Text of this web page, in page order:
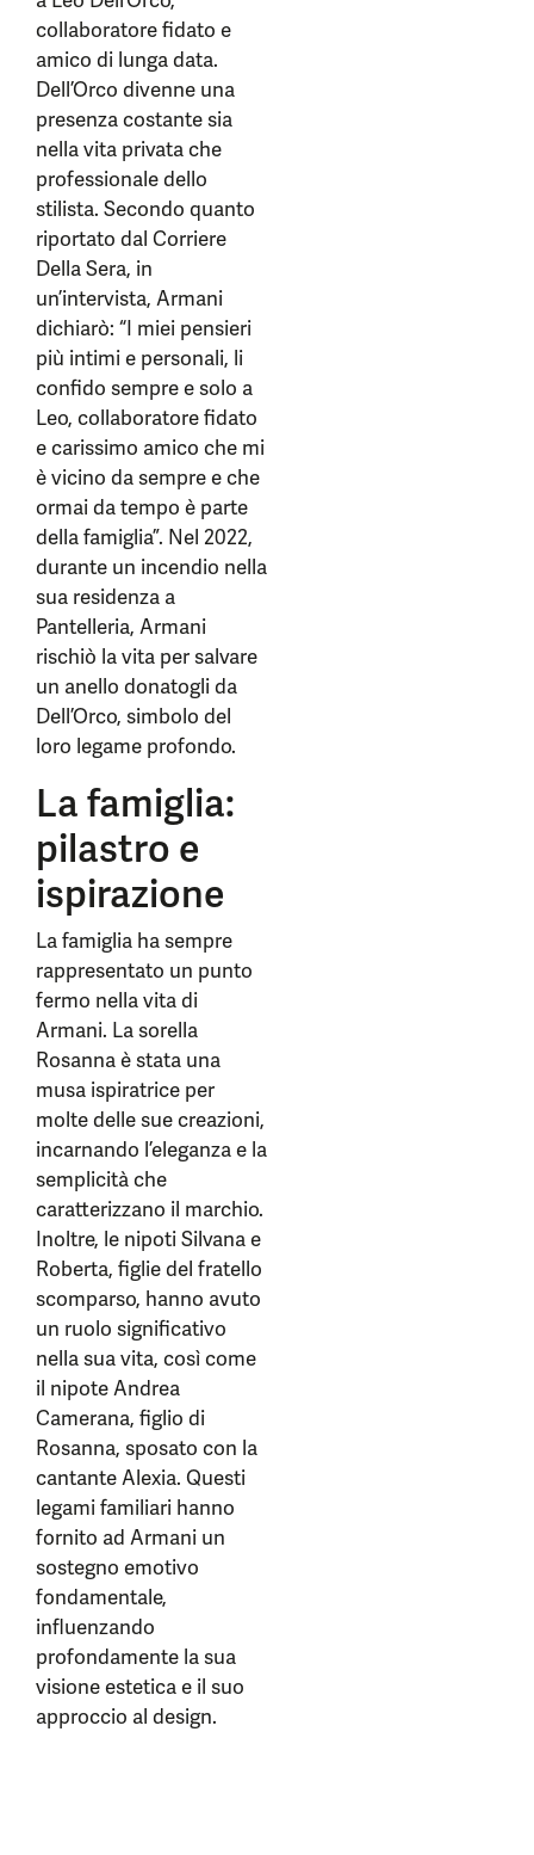
collaboratore fidato e
amico di lunga data.
Dell’Orco divenne una
presenza costante sia
nella vita privata che
professionale dello
stilista. Secondo quanto
riportato dal Corriere
Della Sera, in
un’intervista, Armani
dichiarò: “I miei pensieri
più intimi e personali, li
confido sempre e solo a
Leo, collaboratore fidato
e carissimo amico che mi
è vicino da sempre e che
ormai da tempo è parte
della famiglia”. Nel 2022,
durante un incendio nella
sua residenza a
Pantelleria, Armani
rischiò la vita per salvare
un anello donatogli da
Dell’Orco, simbolo del
loro legame profondo.
La famiglia:
pilastro e
ispirazione
La famiglia ha sempre
rappresentato un punto
fermo nella vita di
Armani. La sorella
Rosanna è stata una
musa ispiratrice per
molte delle sue creazioni,
incarnando l’eleganza e la
semplicità che
caratterizzano il marchio.
Inoltre, le nipoti Silvana e
Roberta, figlie del fratello
scomparso, hanno avuto
un ruolo significativo
nella sua vita, così come
il nipote Andrea
Camerana, figlio di
Rosanna, sposato con la
cantante Alexia. Questi
legami familiari hanno
fornito ad Armani un
sostegno emotivo
fondamentale,
influenzando
profondamente la sua
visione estetica e il suo
approccio al design.